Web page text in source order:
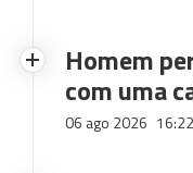
Homem
com uma
06 ago 2026 16:22